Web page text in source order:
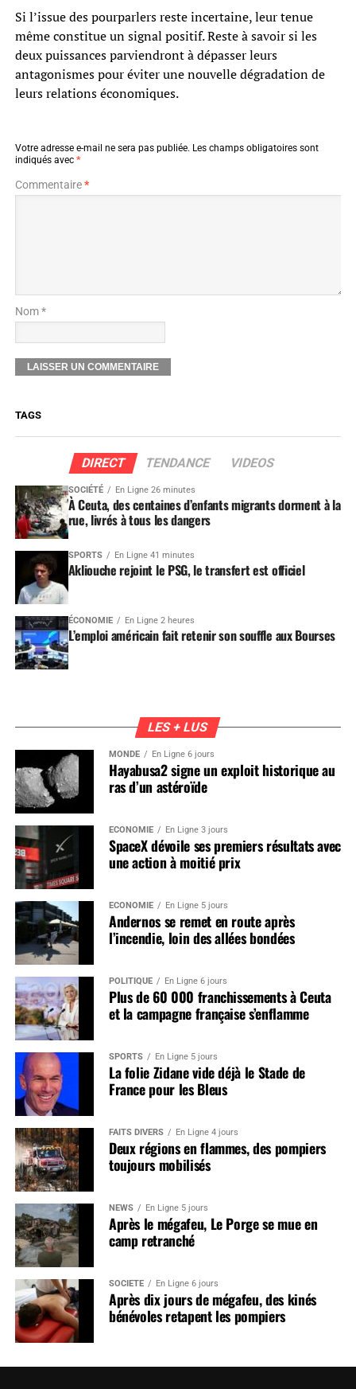
Si l’issue des pourparlers reste incertaine, leur tenue
même constitue un signal positif. Reste à savoir si les
deux puissances parviendront à dépasser leurs
antagonismes pour éviter une nouvelle dégradation de
leurs relations économiques.
Votre adresse e-mail ne sera pas publiée. Les champs obligatoires sont
indiqués avec *
Commentaire*
Nom *
TAGS
DIRECT TENDANCE VIDEOS
SOCIÉTÉ En Ligne 26 minutes
À Ceuta, des centaines d’enfants migrants dorment à la
rue, livrés à tous les dangers
SPORTS En Ligne 41 minutes
Akliouche rejoint le PSG, le transfert est officiel
ÉCONOMIE En Ligne 2 heures
L’emploi américain fait retenir son souffle aux Bourses
LES + LUS
MONDE En Ligne 6 jours
Hayabusa2 signe un exploit historique au
ras d’un astéroïde
ÉCONOMIE En Ligne 3 jours
SpaceX dévoile ses premiers résultats avec
une action à moitié prix
ÉCONOMIE En Ligne 5 jours
Andernos se remet en route après
l’incendie, loin des allées bondées
POLITIQUE En Ligne 6 jours
Plus de 60 000 franchissements à Ceuta
et la campagne française s’enflamme
SPORTS En Ligne 5 jours
La folie Zidane vide déjà le Stade de
France pour les Bleus
FAITS DIVERS En Ligne 4 jours
Deux régions en flammes, des pompiers
toujours mobilisés
NEWS En Ligne 5 jours
Après le mégafeu, Le Porge se mue en
camp retranché
SOCIÉTÉ En Ligne 6 jours
Après dix jours de mégafeu, des kinés
bénévoles retapent les pompiers